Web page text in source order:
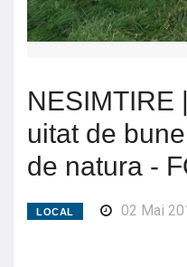
NESIMTIRE
uitat de
de natura -
LOCAL 02 Mai